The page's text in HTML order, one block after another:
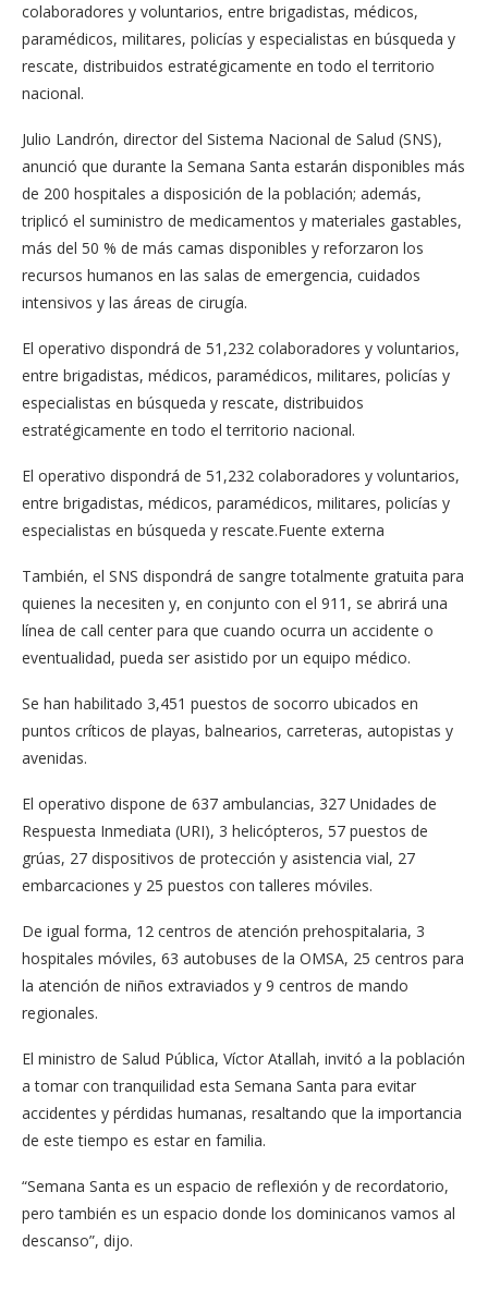
colaboradores y voluntarios, entre brigadistas, médicos,
paramédicos, militares, policías y especialistas en búsqueda y
rescate, distribuidos estratégicamente en todo el territorio
nacional.
Julio Landrón, director del Sistema Nacional de Salud (SNS),
anunció que durante la Semana Santa estarán disponibles más
de 200 hospitales a disposición de la población; además,
triplicó el suministro de medicamentos y materiales gastables,
más del 50 % de más camas disponibles y reforzaron los
recursos humanos en las salas de emergencia, cuidados
intensivos y las áreas de cirugía.
El operativo dispondrá de 51,232 colaboradores y voluntarios,
entre brigadistas, médicos, paramédicos, militares, policías y
especialistas en búsqueda y rescate, distribuidos
estratégicamente en todo el territorio nacional.
El operativo dispondrá de 51,232 colaboradores y voluntarios,
entre brigadistas, médicos, paramédicos, militares, policías y
especialistas en búsqueda y rescate.Fuente externa
También, el SNS dispondrá de sangre totalmente gratuita para
quienes la necesiten y, en conjunto con el 911, se abrirá una
línea de call center para que cuando ocurra un accidente o
eventualidad, pueda ser asistido por un equipo médico.
Se han habilitado 3,451 puestos de socorro ubicados en
puntos críticos de playas, balnearios, carreteras, autopistas y
avenidas.
El operativo dispone de 637 ambulancias, 327 Unidades de
Respuesta Inmediata (URI), 3 helicópteros, 57 puestos de
grúas, 27 dispositivos de protección y asistencia vial, 27
embarcaciones y 25 puestos con talleres móviles.
De igual forma, 12 centros de atención prehospitalaria, 3
hospitales móviles, 63 autobuses de la OMSA, 25 centros para
la atención de niños extraviados y 9 centros de mando
regionales.
El ministro de Salud Pública, Víctor Atallah, invitó a la población
a tomar con tranquilidad esta Semana Santa para evitar
accidentes y pérdidas humanas, resaltando que la importancia
de este tiempo es estar en familia.
“Semana Santa es un espacio de reflexión y de recordatorio,
pero también es un espacio donde los dominicanos vamos al
descanso”, dijo.